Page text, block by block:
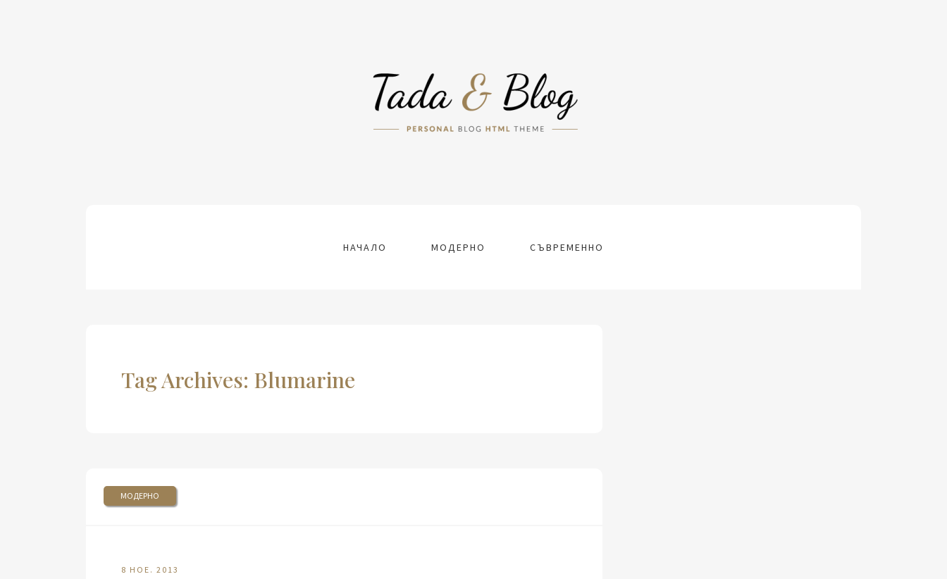
НАЧАЛО МОДЕРНО СЪВРЕМЕННО
Tag Archives: Blumarine
МОДЕРНО
8 НОЕ. 2013